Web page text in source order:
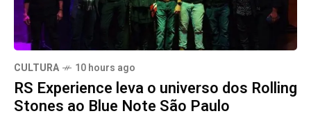
CULTURA 10 hours ago
RS Experience leva o universo dos Rolling
Stones ao Blue Note São Paulo